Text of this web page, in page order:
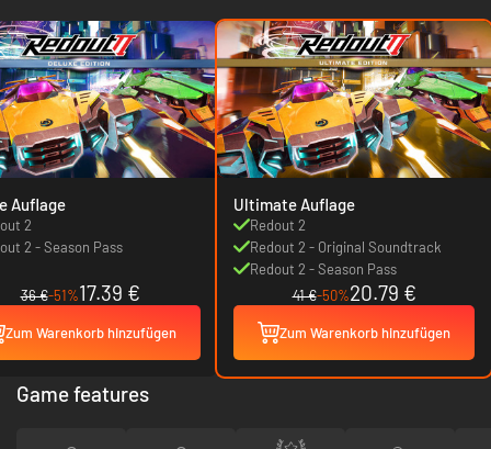
Auflage
2
2 - Season Pass
36 €-51%17.39 €
Zum Warenkorb hinzufügen
Ultimate Auflage
Redout 2
Redout 2 - Original Soundtrack
Redout 2 - Season Pass
41 €-50%20.79 €
Zum Warenkorb hinzufügen
Game features